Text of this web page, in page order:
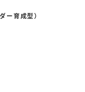
ー育成型）